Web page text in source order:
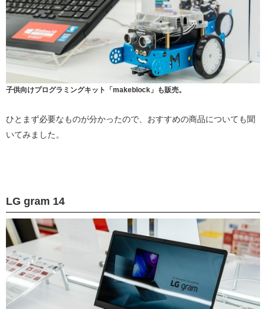
子供向けプログラミングキット「makeblock」も販売。
ひとまず必要なものが分かったので、おすすめの商品についても聞
いてみました。
LG gram 14